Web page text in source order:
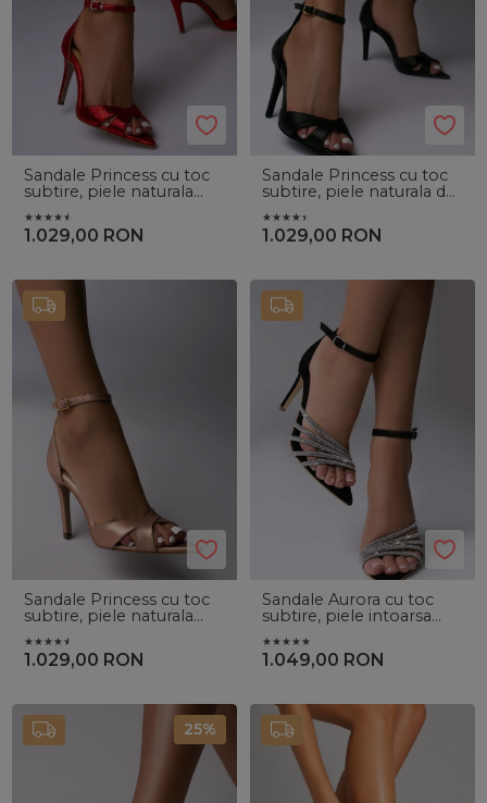
Sandale Princess cu toc
subtire, piele naturala
1.029,00 RON
Sandale Princess cu toc
subtire, piele naturala de
1.029,00 RON
Sandale Princess cu toc
subtire, piele naturala
1.029,00 RON
Sandale Aurora cu toc
subtire, piele intoarsa
neagra plus cristale
1.049,00 RON
25%